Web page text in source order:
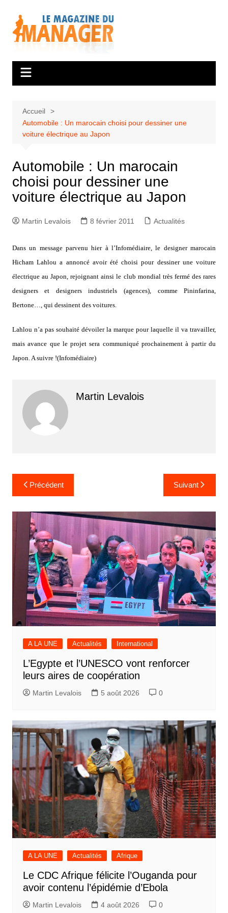
contenu
Accueil
Automobile : Un marocain choisi pour dessiner une
voiture électrique au Japon
Automobile : Un marocain
choisi pour dessiner une
voiture électrique au Japon
Martin Levalois 8 février 2011 Actualités
Dans un message parvenu hier à l’Infomédiaire, le designer marocain
Hicham Lahlou a annoncé avoir été choisi pour dessiner une voiture
électrique au Japon, rejoignant ainsi le club mondial très fermé des rares
designers et designers industriels (agences), comme Pininfarina,
Bertone…, qui dessinent des voitures.
Lahlou n’a pas souhaité dévoiler la marque pour laquelle il va travailler,
mais avance que le projet sera communiqué prochainement à partir du
Japon. A suivre !(Infomédiaire)
Martin Levalois
Navigation
de
l’article
Précédent Suivant
A LA UNE Actualités International
L’Egypte et l’UNESCO vont renforcer
leurs aires de coopération
Martin Levalois 5 août 2026 0
A LA UNE Actualités Afrique
Le CDC Afrique félicite l’Ouganda pour
avoir contenu l’épidémie d’Ebola
Martin Levalois 4 août 2026 0